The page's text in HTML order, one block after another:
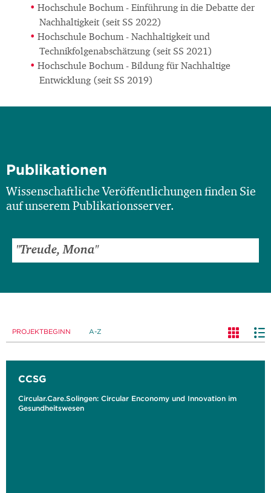
Hochschule Bochum - Einführung in die Debatte der
Nachhaltigkeit (seit SS 2022)
Hochschule Bochum - Nachhaltigkeit und
Technikfolgenabschätzung (seit SS 2021)
Hochschule Bochum - Bildung für Nachhaltige
Entwicklung (seit SS 2019)
Publikationen
Wissenschaftliche Veröffentlichungen finden Sie
auf unserem Publikationsserver.
PROJEKTBEGINN A-Z
CCSG
Circular.Care.Solingen: Circular Enconomy und Innovation im
Gesundheitswesen